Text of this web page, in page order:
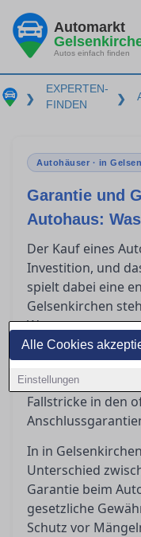
Alle Cookies
Einstellungen
Automarkt
Autos einfach finden
❯
EXPERTEN-
FINDEN
❯
Autohäuser · in
Garantie und
Autohaus:
Der Kauf eines
Investition, und
spielt dabei eine
Gelsenkirchen
Was genau
Gewährleistung?
Orientierung,
vertraglichen
Fallstricke in den
In in
Unterschied
Garantie beim
gesetzliche
Schutz vor